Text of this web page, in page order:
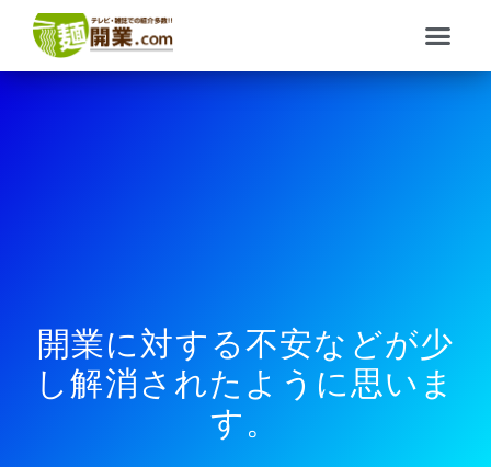
メ
ニ
ュ
開業に対する不安などが少
し解消されたように思いま
す。